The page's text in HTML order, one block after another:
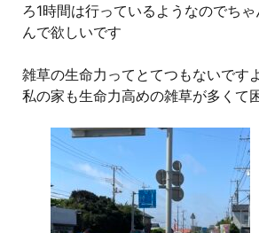
ろ1時間は行っているようなのでち
んで欲しいです
雑草の生命力ってとてつもないです
私の家も生命力高めの雑草が多くて